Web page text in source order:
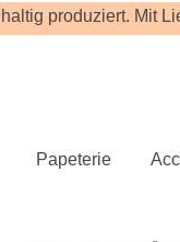
produziert. Mit
Papeterie